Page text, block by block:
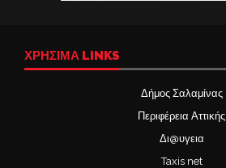
ΧΡΉΣΙΜΑ LINKS
Δήμος Σαλαμίνας
Περιφέρεια Αττικής
Δι@υγεια
Taxis net